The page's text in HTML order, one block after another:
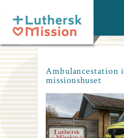
main
content
Ambulancestation i
missionshuset